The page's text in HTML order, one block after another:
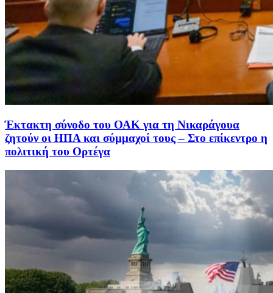
Έκτακτη σύνοδο του ΟΑΚ για τη Νικαράγουα
ζητούν οι ΗΠΑ και σύμμαχοί τους – Στο επίκεντρο η
πολιτική του Ορτέγα